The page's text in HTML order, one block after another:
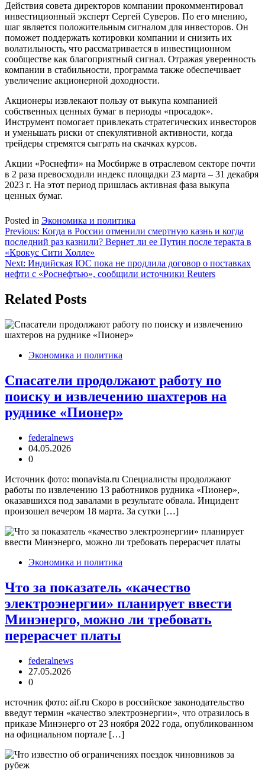
Действия совета директоров компании прокомментировал
инвестиционный эксперт Сергей Суверов. По его мнению,
шаг является положительным сигналом для инвесторов. Он
поможет поддержать котировки компании и снизить их
волатильность, что рассматривается в инвестиционном
сообществе как благоприятный сигнал. Отражая уверенность
компании в стабильности, программа также обеспечивает
увеличение акционерной доходности.
Акционеры извлекают пользу от выкупа компанией
собственных ценных бумаг в периоды «просадок».
Инструмент помогает привлекать стратегических инвесторов
и уменьшать риски от спекулятивной активности, когда
трейдеры стремятся сыграть на скачках курсов.
Акции «Роснефти» на Мосбирже в отраслевом секторе почти
в 2 раза превосходили индекс площадки 23 марта – 31 декабря
2023 г. На этот период пришлась активная фаза выкупа
ценных бумаг.
Posted in Экономика и политика
Навигация
по
записям
Previous: Когда в России отменили смертную казнь и когда
последний раз казнили? Вернет ли ее Путин после теракта в
«Крокус Сити Холле»
Next: Индийская IOC пока не продлила договор о поставках
нефти с «Роснефтью», сообщили источники Reuters
Related Posts
Экономика и политика
Спасатели продолжают работу по
поиску и извлечению шахтеров на
руднике «Пионер»
federalnews
04.05.2026
0
Источник фото: monavista.ru Специалисты продолжают
работы по извлечению 13 работников рудника «Пионер»,
оказавшихся под завалами в результате обвала. Инцидент
произошел вечером 18 марта. За сутки […]
Экономика и политика
Что за показатель «качество
электроэнергии» планирует ввести
Минэнерго, можно ли требовать
перерасчет платы
federalnews
27.05.2026
0
источник фото: aif.ru Скоро в российское законодательство
введут термин «качество электроэнергии», что отразилось в
приказе Минэнерго от 23 ноября 2022 года, опубликованном
на официальном портале […]